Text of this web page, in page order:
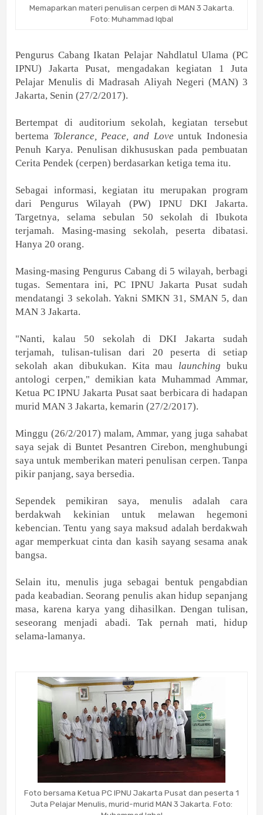
Memaparkan materi penulisan cerpen di MAN 3 Jakarta.
Foto: Muhammad Iqbal
Pengurus Cabang Ikatan Pelajar Nahdlatul Ulama (PC
IPNU) Jakarta Pusat, mengadakan kegiatan 1 Juta
Pelajar Menulis di Madrasah Aliyah Negeri (MAN) 3
Jakarta, Senin (27/2/2017).
Bertempat di auditorium sekolah, kegiatan tersebut
bertema Tolerance, Peace, and Loveuntuk Indonesia
Penuh Karya. Penulisan dikhususkan pada pembuatan
Cerita Pendek (cerpen) berdasarkan ketiga tema itu.
Sebagai informasi, kegiatan itu merupakan program
dari Pengurus Wilayah (PW) IPNU DKI Jakarta.
Targetnya, selama sebulan 50 sekolah di Ibukota
terjamah. Masing-masing sekolah, peserta dibatasi.
Hanya 20 orang.
Masing-masing Pengurus Cabang di 5 wilayah, berbagi
tugas. Sementara ini, PC IPNU Jakarta Pusat sudah
mendatangi 3 sekolah. Yakni SMKN 31, SMAN 5, dan
MAN 3 Jakarta.
"Nanti, kalau 50 sekolah di DKI Jakarta sudah
terjamah, tulisan-tulisan dari 20 peserta di setiap
sekolah akan dibukukan. Kita mau launchingbuku
antologi cerpen," demikian kata Muhammad Ammar,
Ketua PC IPNU Jakarta Pusat saat berbicara di hadapan
murid MAN 3 Jakarta, kemarin (27/2/2017).
Minggu (26/2/2017) malam, Ammar, yang juga sahabat
saya sejak di Buntet Pesantren Cirebon, menghubungi
saya untuk memberikan materi penulisan cerpen. Tanpa
pikir panjang, saya bersedia.
Sependek pemikiran saya, menulis adalah cara
berdakwah kekinian untuk melawan hegemoni
kebencian. Tentu yang saya maksud adalah berdakwah
agar memperkuat cinta dan kasih sayang sesama anak
bangsa.
Selain itu, menulis juga sebagai bentuk pengabdian
pada keabadian. Seorang penulis akan hidup sepanjang
masa, karena karya yang dihasilkan. Dengan tulisan,
seseorang menjadi abadi. Tak pernah mati, hidup
selama-lamanya.
Foto bersama Ketua PC IPNU Jakarta Pusat dan peserta 1
Juta Pelajar Menulis, murid-murid MAN 3 Jakarta. Foto: